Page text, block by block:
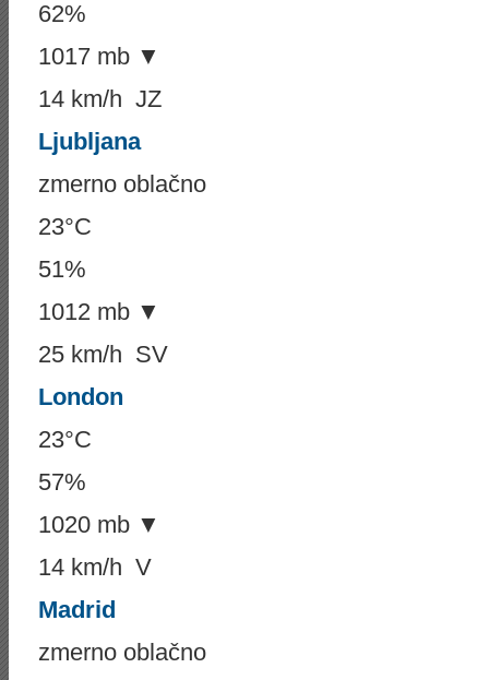
62%
1017 mb ▼
14 km/h JZ
Ljubljana
zmerno oblačno
23°C
51%
1012 mb ▼
25 km/h SV
London
23°C
57%
1020 mb ▼
14 km/h V
Madrid
zmerno oblačno